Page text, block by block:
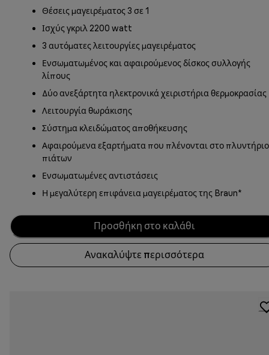
Θέσεις μαγειρέματος 3 σε 1
Ισχύς γκριλ 2200 watt
3 αυτόματες λειτουργίες μαγειρέματος
Ενσωματωμένος και αφαιρούμενος δίσκος συλλογής
λίπους
Δύο ανεξάρτητα ηλεκτρονικά χειριστήρια θερμοκρασίας
Λειτουργία θωράκισης
Σύστημα κλειδώματος αποθήκευσης
Αφαιρούμενα εξαρτήματα που πλένονται στο πλυντήριο
πιάτων
Ενσωματωμένες αντιστάσεις
Η μεγαλύτερη επιφάνεια μαγειρέματος της Braun*
Προσθήκη στο καλάθι
Ανακαλύψτε περισσότερα